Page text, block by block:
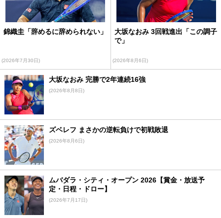
錦織圭「辞めるに辞められない」
(2026年7月30日)
大坂なおみ 3回戦進出「この調子
で」
(2026年8月6日)
大坂なおみ 完勝で2年連続16強
(2026年8月8日)
ズベレフ まさかの逆転負けで初戦敗退
(2026年8月6日)
ムバダラ・シティ・オープン 2026【賞金・放送予
定・日程・ドロー】
(2026年7月17日)